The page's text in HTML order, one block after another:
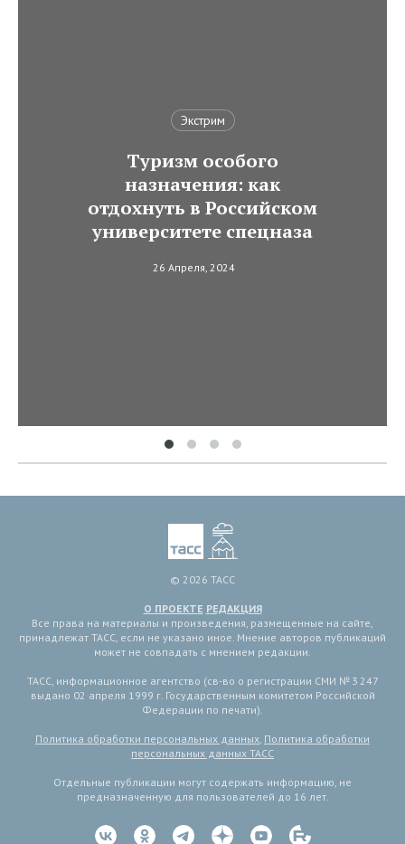
Экстрим
Туризм особого
назначения: как
отдохнуть в Российском
университете спецназа
26 Апреля, 2024
© 2026 ТАСС
О ПРОЕКТЕ РЕДАКЦИЯ
Все права на материалы и произведения, размещенные на сайте,
принадлежат ТАСС, если не указано иное. Мнение авторов публикаций
может не совпадать с мнением редакции.
ТАСС, информационное агентство (св-во о регистрации СМИ № 3 247
выдано 02 апреля 1999 г. Государственным комитетом Российской
Федерации по печати).
Политика обработки персональных данных, Политика обработки
персональных данных ТАСС
Отдельные публикации могут содержать информацию, не
предназначенную для пользователей до 16 лет.